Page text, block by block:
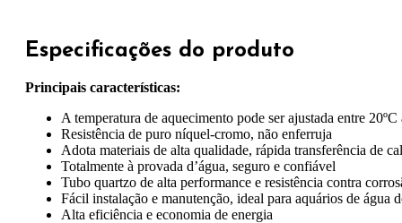
Especificações do produto
Principais características:
A temperatura de aquecimento pode ser ajustada entre
Resistência de puro níquel-cromo, não enferruja
Adota materiais de alta qualidade, rápida transferência de
Totalmente à provada d’água, seguro e confiável
Tubo quartzo de alta performance e resistência contra
Fácil instalação e manutenção, ideal para aquários de água
Alta eficiência e economia de energia